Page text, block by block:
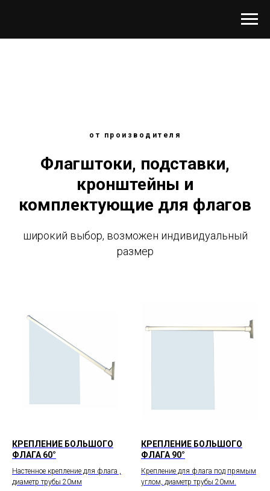
от производителя
Флагштоки, подставки,
кронштейны и
комплектующие для флагов
широкий выбор, возможен индивидуальный
размер
КРЕПЛЕНИЕ БОЛЬШОГО
ФЛАГА 60°
Настенное крепление для флага ,
диаметр трубы 20мм
КРЕПЛЕНИЕ БОЛЬШОГО
ФЛАГА 90°
Крепление для флага под прямым
углом, диаметр трубы 20мм.